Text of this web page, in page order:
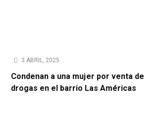
3 ABRIL, 2025
Condenan a una mujer por venta de
drogas en el barrio Las Américas